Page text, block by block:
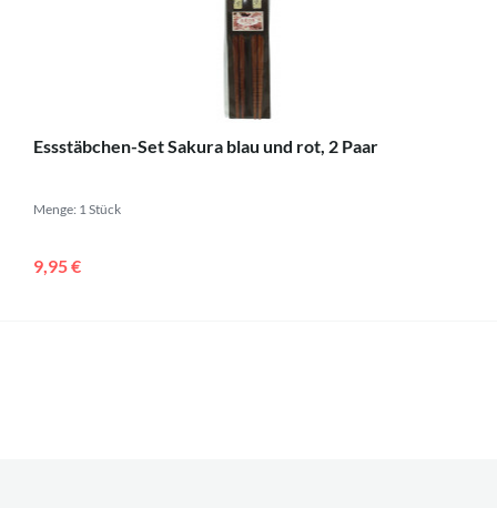
Essstäbchen-Set Sakura blau und rot, 2 Paar
Menge: 1 Stück
9,95 €